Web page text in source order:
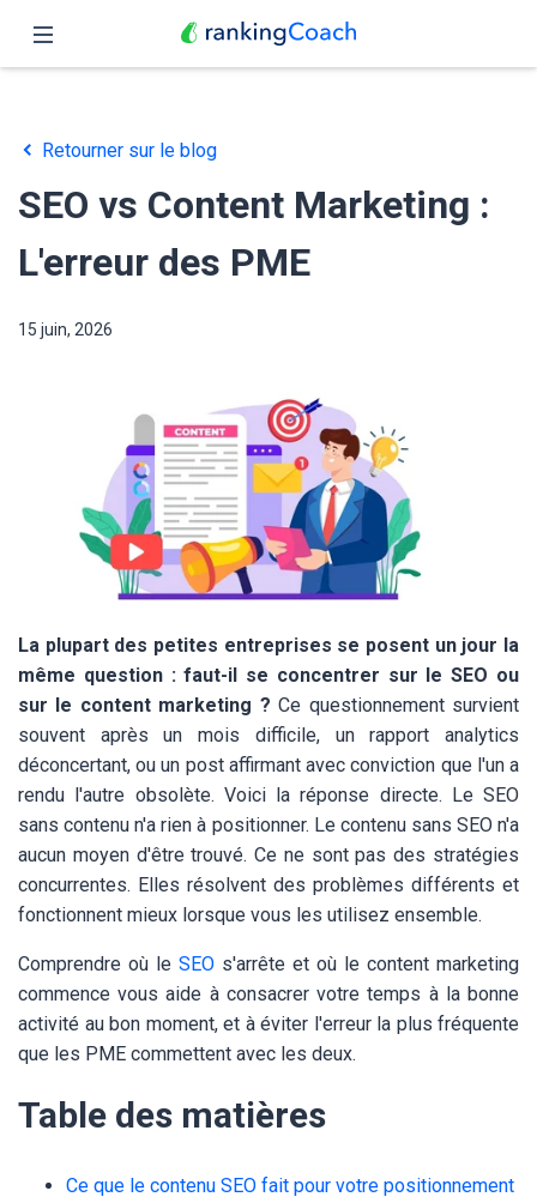
Fonctionnalités
Tarifs
Partenaires
Blog
Retourner sur le blog
SEO vs Content Marketing :
L'erreur des PME
15 juin, 2026
La plupart des petites entreprises se posent un jour la
même question : faut-il se concentrer sur le SEO ou
sur le content marketing ? Ce questionnement survient
souvent après un mois difficile, un rapport analytics
déconcertant, ou un post affirmant avec conviction que l'un a
rendu l'autre obsolète. Voici la réponse directe. Le SEO
sans contenu n'a rien à positionner. Le contenu sans SEO n'a
aucun moyen d'être trouvé. Ce ne sont pas des stratégies
concurrentes. Elles résolvent des problèmes différents et
fonctionnent mieux lorsque vous les utilisez ensemble.
Comprendre où le SEO s'arrête et où le content marketing
commence vous aide à consacrer votre temps à la bonne
activité au bon moment, et à éviter l'erreur la plus fréquente
que les PME commettent avec les deux.
Table des matières
Ce que le contenu SEO fait pour votre positionnement